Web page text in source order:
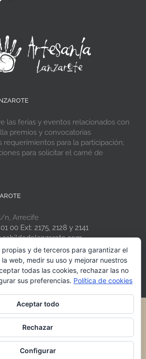
las ferias y eventos relacionados con
premios y convocatorias
requerimientos para la participación;
para solicitar el carné de
n, Arrecife
00 Ext: 2175, 2128 y 2141
de Lanzarote · Cabildo de Lanzarote
FacebookInstagram
Rss
propias y de terceros para garantizar el
web, medir su uso y mejorar nuestros
todas las cookies, rechazar las no
sus preferencias. Política de cookies
Aceptar todo
Rechazar
Configurar